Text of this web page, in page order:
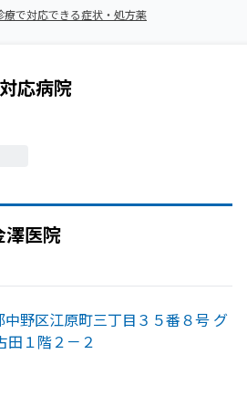
療で対応できる症状・処方薬
対応病院
澤医院
中野区江原町三丁目３５番８号 グ
田１階２－２